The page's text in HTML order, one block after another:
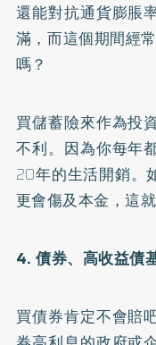
還能對抗通貨膨脹
滿，而這個期間經
嗎？
買儲蓄險來作為投
不利。因為你每年
20年的生活開銷。
更會傷及本金，這
4. 債券、高收益債
買債券肯定不會賠